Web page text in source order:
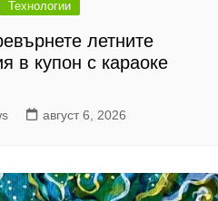
Технологии
летните
в купон с караоке
август 6, 2026